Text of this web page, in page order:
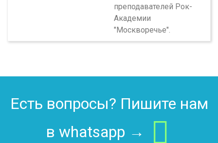
преподавателей Рок-
Академии
"Москворечье".
Есть вопросы? Пишите нам
в whatsapp →